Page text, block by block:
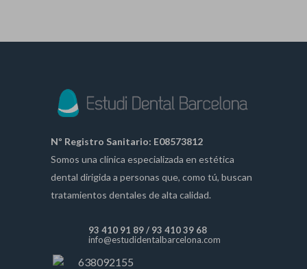
Nº Registro Sanitario: E08573812
Somos una clínica especializada en estética
dental dirigida a personas que, como tú, buscan
tratamientos dentales de alta calidad.
93 410 91 89/ 93 410 39 68
info@estudidentalbarcelona.com
638092155